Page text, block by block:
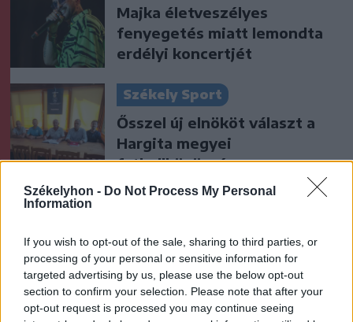
Székelyhon - Do Not Process My Personal
Information
If you wish to opt-out of the sale, sharing to third parties, or
processing of your personal or sensitive information for
targeted advertising by us, please use the below opt-out
section to confirm your selection. Please note that after your
opt-out request is processed you may continue seeing
Majka életveszélyes
fenyegetés miatt lemondta
erdélyi koncertjét
Székely Sport
Ősszel új elnököt választ a
Hargita megyei
futballközösség
menjünk!